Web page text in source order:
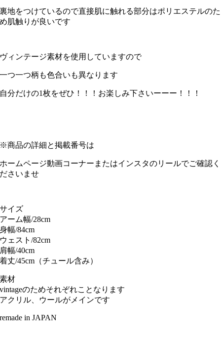
裏地をつけているので直接肌に触れる部分はポリエステルのた
め肌触りが良いです
ヴィンテージ素材を使用していますので
一つ一つ柄も色合いも異なります
自分だけの1枚をぜひ！！！お楽しみ下さいーーー！！！
※商品の詳細と掲載番号は
ホームページ動画コーナーまたはインスタのリールでご確認く
ださいませ
サイズ
アーム幅/28cm
身幅/84cm
ウェスト/82cm
肩幅/40cm
着丈/45cm（チュール含み）
素材
vintageのためそれぞれことなります
アクリル、ウールがメインです
remade in JAPAN